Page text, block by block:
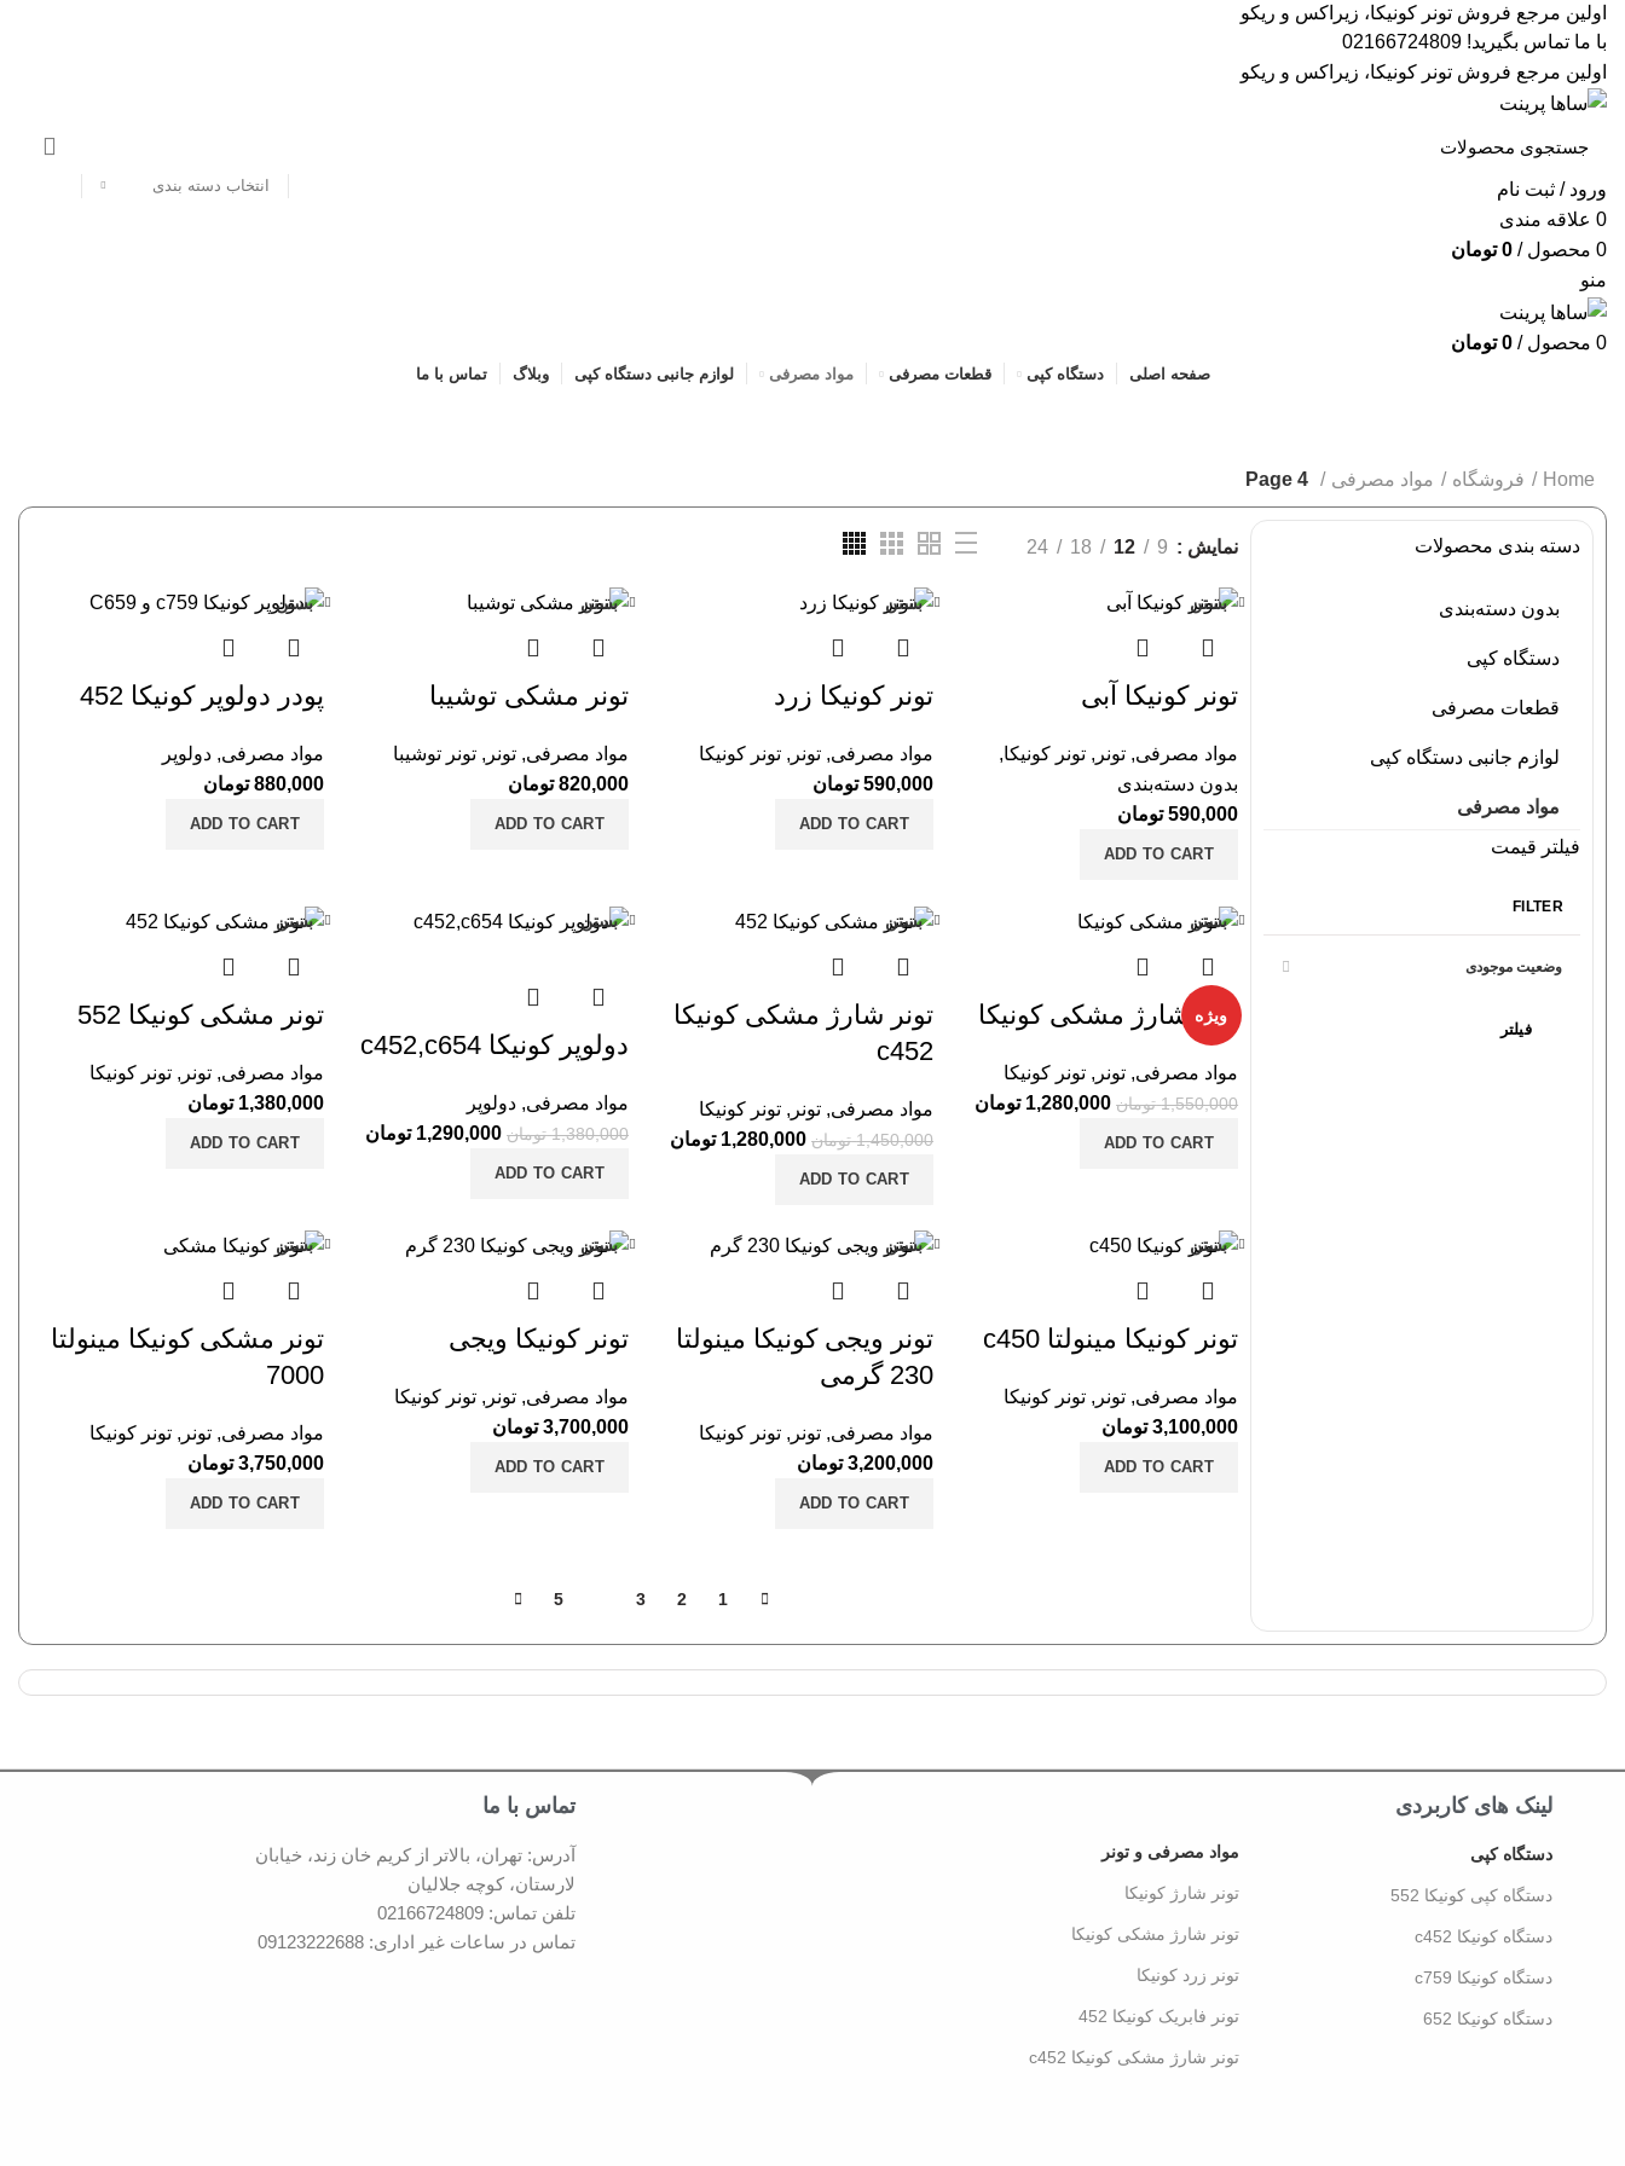
اولین مرجع فروش تونر کونیکا، زیراکس و ریکو
با ما تماس بگیرید! 02166724809
اولین مرجع فروش تونر کونیکا، زیراکس و ریکو
انتخاب دسته بندی
ورود / ثبت نام
0 علاقه مندی
0 محصول /
0 تومان
منو
0 محصول /
0 تومان
صفحه اصلی دستگاه کپی قطعات مصرفی مواد مصرفی لوازم جانبی دستگاه کپی وبلاگ تماس با ما
Home فروشگاه مواد مصرفی
دسته بندی محصولات
بدون دسته‌بندی
دستگاه کپی
قطعات مصرفی
لوازم جانبی دستگاه کپی
مواد مصرفی
فیلتر قیمت
FILTER
وضعیت موجودی
فیلتر
نمایش 9
12
18
24
بستن
تونر کونیکا آبی
مواد مصرفی, تونر , تونر کونیکا,
بدون دسته‌بندی
590,000 تومان
ADD TO CART
بستن
تونر کونیکا زرد
مواد مصرفی, تونر , تونر کونیکا
590,000 تومان
ADD TO CART
بستن
تونر مشکی توشیبا
مواد مصرفی, تونر , تونر توشیبا
820,000 تومان
ADD TO CART
بستن
پودر دولوپر کونیکا 452
مواد مصرفی, دولوپر
880,000 تومان
ADD TO CART
ویژه
بستن
تونر شارژ مشکی کونیکا
مواد مصرفی, تونر , تونر کونیکا
1,550,000 تومان 1,280,000 تومان
ADD TO CART
بستن
تونر شارژ مشکی کونیکا
c452
مواد مصرفی, تونر , تونر کونیکا
1,450,000 تومان 1,280,000 تومان
ADD TO CART
بستن
دولوپر کونیکا c452,c654
مواد مصرفی, دولوپر
1,380,000 تومان 1,290,000 تومان
ADD TO CART
بستن
تونر مشکی کونیکا 552
مواد مصرفی, تونر , تونر کونیکا
1,380,000 تومان
ADD TO CART
بستن
تونر کونیکا مینولتا c450
مواد مصرفی, تونر , تونر کونیکا
3,100,000 تومان
ADD TO CART
بستن
تونر ویجی کونیکا مینولتا
230 گرمی
مواد مصرفی, تونر , تونر کونیکا
3,200,000 تومان
ADD TO CART
بستن
تونر کونیکا ویجی
مواد مصرفی, تونر , تونر کونیکا
3,700,000 تومان
ADD TO CART
بستن
تونر مشکی کونیکا مینولتا
7000
مواد مصرفی, تونر , تونر کونیکا
3,750,000 تومان
ADD TO CART
1
2
3
5
لینک های کاربردی
دستگاه کپی
دستگاه کپی کونیکا 552
دستگاه کونیکا c452
دستگاه کونیکا c759
دستگاه کونیکا 652
مواد مصرفی و تونر
تونر شارژ کونیکا
تونر شارژ مشکی کونیکا
تونر زرد کونیکا
تونر فابریک کونیکا 452
تونر شارژ مشکی کونیکا c452
تماس با ما
آدرس: تهران، بالاتر از کریم خان زند، خیابان
لارستان، کوچه جلالیان
تلفن تماس: 02166724809
تماس در ساعات غیر اداری: 09123222688